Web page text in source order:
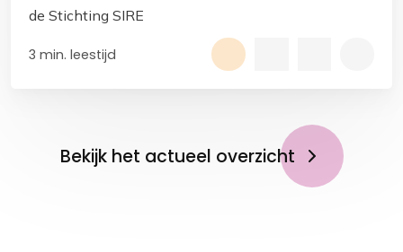
de Stichting SIRE
3 min. leestijd
Bekijk het actueel overzicht